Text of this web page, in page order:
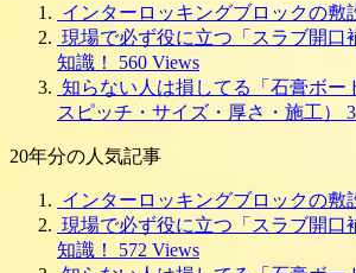
インターロッキングブロックの敷
現場で必ず役に立つ「スラブ開口
知識！
560 Views
知らない人は損してる「石膏ボー
スピッチ・サイズ・厚さ・施工）
20年分の人気記事
インターロッキングブロックの敷
現場で必ず役に立つ「スラブ開口
知識！
572 Views